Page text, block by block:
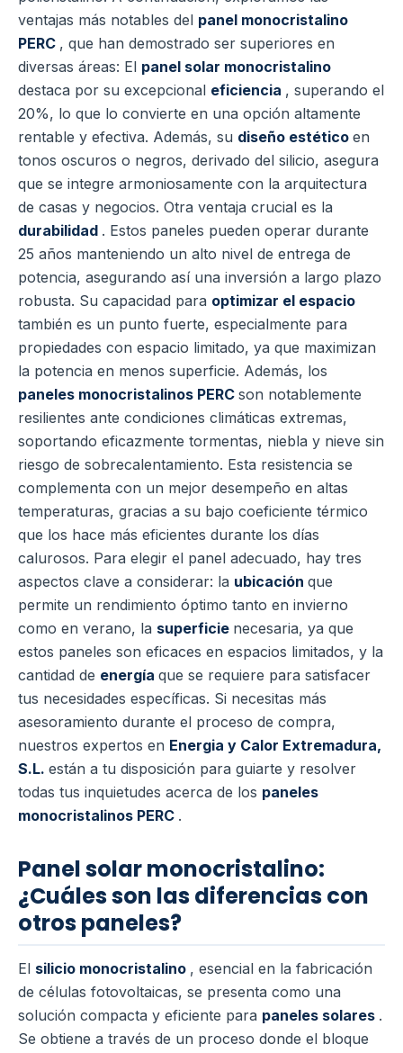
ventajas más notables del panel monocristalino
PERC , que han demostrado ser superiores en
diversas áreas: El panel solar monocristalino
destaca por su excepcional eficiencia , superando el
20%, lo que lo convierte en una opción altamente
rentable y efectiva. Además, su diseño estético en
tonos oscuros o negros, derivado del silicio, asegura
que se integre armoniosamente con la arquitectura
de casas y negocios. Otra ventaja crucial es la
durabilidad . Estos paneles pueden operar durante
25 años manteniendo un alto nivel de entrega de
potencia, asegurando así una inversión a largo plazo
robusta. Su capacidad para optimizar el espacio
también es un punto fuerte, especialmente para
propiedades con espacio limitado, ya que maximizan
la potencia en menos superficie. Además, los
paneles monocristalinos PERC son notablemente
resilientes ante condiciones climáticas extremas,
soportando eficazmente tormentas, niebla y nieve sin
riesgo de sobrecalentamiento. Esta resistencia se
complementa con un mejor desempeño en altas
temperaturas, gracias a su bajo coeficiente térmico
que los hace más eficientes durante los días
calurosos. Para elegir el panel adecuado, hay tres
aspectos clave a considerar: la ubicación que
permite un rendimiento óptimo tanto en invierno
como en verano, la superficie necesaria, ya que
estos paneles son eficaces en espacios limitados, y la
cantidad de energía que se requiere para satisfacer
tus necesidades específicas. Si necesitas más
asesoramiento durante el proceso de compra,
nuestros expertos en Energia y Calor Extremadura,
S.L. están a tu disposición para guiarte y resolver
todas tus inquietudes acerca de los paneles
monocristalinos PERC .
Panel solar monocristalino:
¿Cuáles son las diferencias con
otros paneles?
El silicio monocristalino , esencial en la fabricación
de células fotovoltaicas, se presenta como una
solución compacta y eficiente para paneles solares .
Se obtiene a través de un proceso donde el bloque